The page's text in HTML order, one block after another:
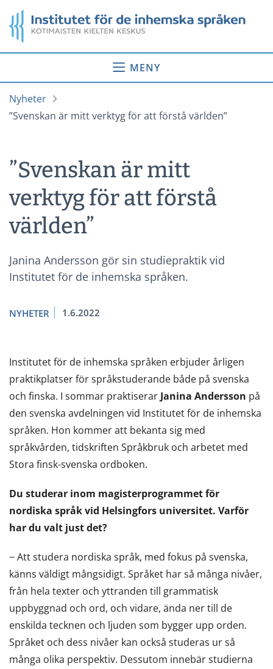
till
innehåll
Startsida
MENY
Nyheter
”Svenskan är mitt verktyg för att förstå världen”
”Svenskan är mitt
verktyg för att förstå
världen”
Janina Andersson gör sin studiepraktik vid
Institutet för de inhemska språken.
NYHETER 1.6.2022
Institutet för de inhemska språken erbjuder årligen
praktikplatser för språkstuderande både på svenska
och finska. I sommar praktiserar Janina Andersson på
den svenska avdelningen vid Institutet för de inhemska
språken. Hon kommer att bekanta sig med
språkvården, tidskriften Språkbruk och arbetet med
Stora finsk-svenska ordboken.
Du studerar inom magisterprogrammet för
nordiska språk vid Helsingfors universitet. Varför
har du valt just det?
− Att studera nordiska språk, med fokus på svenska,
känns väldigt mångsidigt. Språket har så många nivåer,
från hela texter och yttranden till grammatisk
uppbyggnad och ord, och vidare, ända ner till de
enskilda tecknen och ljuden som bygger upp orden.
Språket och dess nivåer kan också studeras ur så
många olika perspektiv. Dessutom innebär studierna